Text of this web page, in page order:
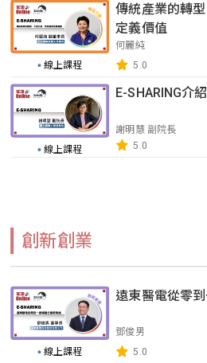
線上課程
傳統產業的轉
定義價值
何麗純
5.0
線上課程
E-SHARING介紹
謝明慧 副院長
5.0
創新創業
線上課程
遠東醫電從零
鄧俊男
5.0